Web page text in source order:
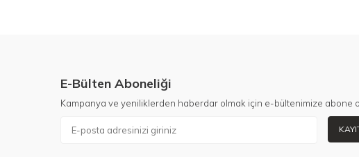
E-Bülten Aboneliği
Kampanya ve yeniliklerden haberdar olmak için e-bültenimize abone